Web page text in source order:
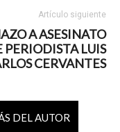
Artículo siguiente
A ASESINATO
PERIODISTA LUIS
CERVANTES
DEL AUTOR